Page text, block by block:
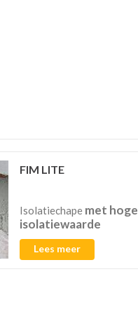
FIM LITE
Isolatiechape met hoge
isolatiewaarde
Lees meer